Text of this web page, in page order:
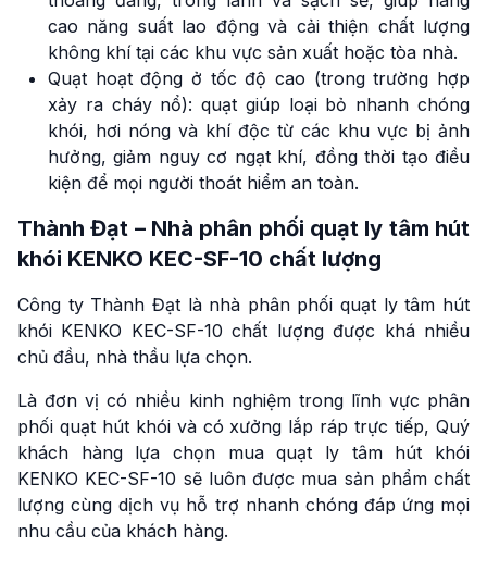
cao năng suất lao động và cải thiện chất lượng
không khí tại các khu vực sản xuất hoặc tòa nhà.
Quạt hoạt động ở tốc độ cao (trong trường hợp
xảy ra cháy nổ): quạt giúp loại bỏ nhanh chóng
khói, hơi nóng và khí độc từ các khu vực bị ảnh
hưởng, giảm nguy cơ ngạt khí, đồng thời tạo điều
kiện để mọi người thoát hiểm an toàn.
Thành Đạt – Nhà phân phối quạt ly tâm hút
khói KENKO KEC-SF-10 chất lượng
Công ty Thành Đạt là nhà phân phối quạt ly tâm hút
khói KENKO KEC-SF-10 chất lượng được khá nhiều
chủ đầu, nhà thầu lựa chọn.
Là đơn vị có nhiều kinh nghiệm trong lĩnh vực phân
phối quạt hút khói và có xưởng lắp ráp trực tiếp, Quý
khách hàng lựa chọn mua quạt ly tâm hút khói
KENKO KEC-SF-10 sẽ luôn được mua sản phẩm chất
lượng cùng dịch vụ hỗ trợ nhanh chóng đáp ứng mọi
nhu cầu của khách hàng.